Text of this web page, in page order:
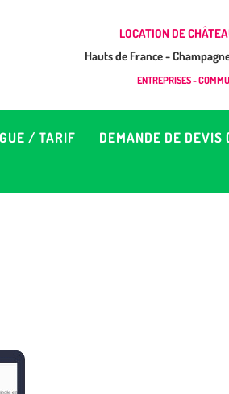
LOCATION DE
Hauts de France -
ENTREPRISES -
/ TARIF DEMANDE DE DEVIS
LOISIRS